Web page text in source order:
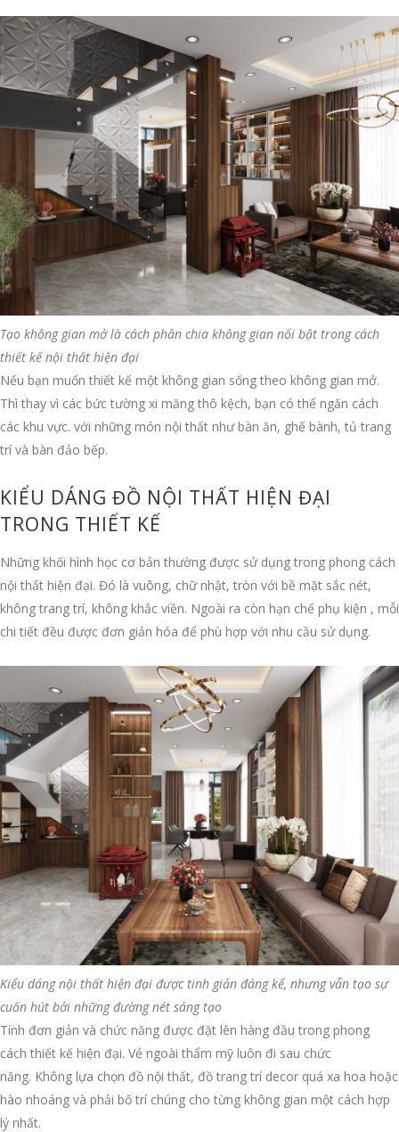
Tạo không gian mở là cách phân chia không gian nổi bật trong cách
thiết kế nội thất hiện đại
Nếu bạn muốn thiết kế một không gian sống theo không gian mở.
Thì thay vì các bức tường xi măng thô kệch, bạn có thể ngăn cách
các khu vực. với những món nội thất như bàn ăn, ghế bành, tủ trang
trí và bàn đảo bếp.
KIỂU DÁNG ĐỒ NỘI THẤT HIỆN ĐẠI
TRONG THIẾT KẾ
Những khối hình học cơ bản thường được sử dụng trong phong cách
nội thất hiện đại. Đó là vuông, chữ nhật, tròn với bề mặt sắc nét,
không trang trí, không khắc viền. Ngoài ra còn hạn chế phụ kiện , mỗi
chi tiết đều được đơn giản hóa để phù hợp với nhu cầu sử dụng.
Kiểu dáng nội thất hiện đại được tinh giản đáng kể, nhưng vẫn tạo sự
cuốn hút bởi những đường nét sáng tạo
Tính đơn giản và chức năng được đặt lên hàng đầu trong phong
cách thiết kế hiện đại. Vẻ ngoài thẩm mỹ luôn đi sau chức
năng. Không lựa chọn đồ nội thất, đồ trang trí decor quá xa hoa hoặc
hào nhoáng và phải bố trí chúng cho từng không gian một cách hợp
lý nhất.